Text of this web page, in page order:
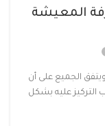
المعيشة
الجميع على أن
التركيز عليه بشكل